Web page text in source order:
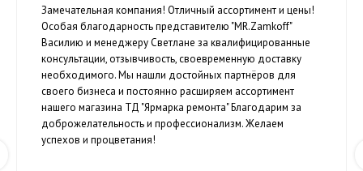
Замечательная компания! Отличный ассортимент и цены!
Особая благодарность представителю "MR.Zamkoff"
Василию и менеджеру Светлане за квалифицированные
консультации, отзывчивость, своевременную доставку
необходимого. Мы нашли достойных партнёров для
своего бизнеса и постоянно расширяем ассортимент
нашего магазина ТД "Ярмарка ремонта" Благодарим за
доброжелательность и профессионализм. Желаем
успехов и процветания!